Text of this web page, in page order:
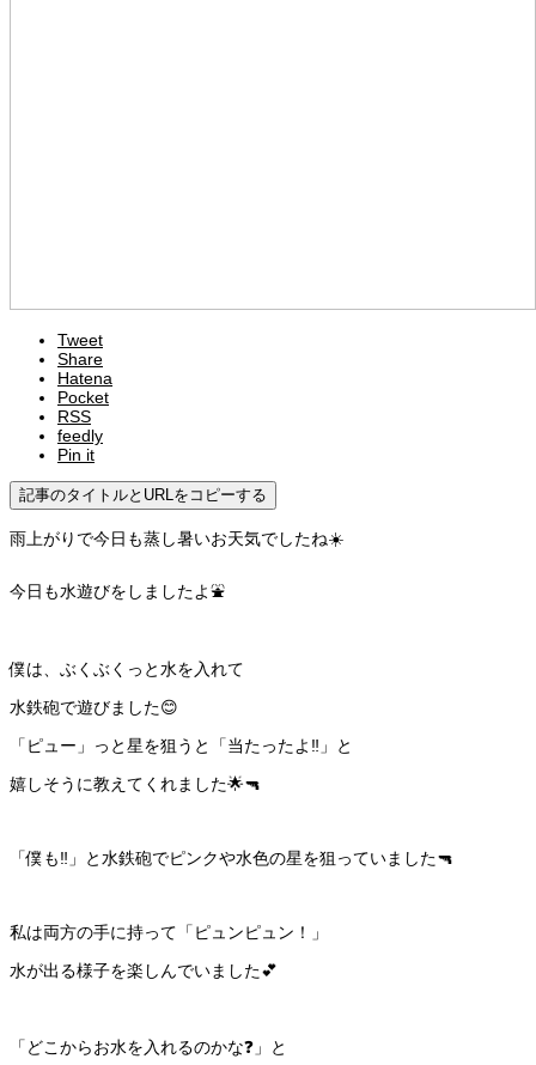
Tweet
Share
Hatena
Pocket
RSS
feedly
Pin it
記事のタイトルとURLをコピーする
雨上がりで今日も蒸し暑いお天気でしたね☀️
今日も水遊びをしましたよ⛲️
僕は、ぶくぶくっと水を入れて
水鉄砲で遊びました😊
「ピュー」っと星を狙うと「当たったよ‼️」と
嬉しそうに教えてくれました🌟🔫
「僕も‼️」と水鉄砲でピンクや水色の星を狙っていました🔫
私は両方の手に持って「ピュンピュン！」
水が出る様子を楽しんでいました💕
「どこからお水を入れるのかな❓」と